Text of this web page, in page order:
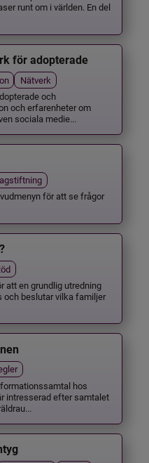
runt om i världen. En del
för adopterade
Nätverk
och
och erfarenheter om
sociala medie...
för att se frågor
att en grundlig utredning
och beslutar vilka familjer
hos
intresserad efter samtalet